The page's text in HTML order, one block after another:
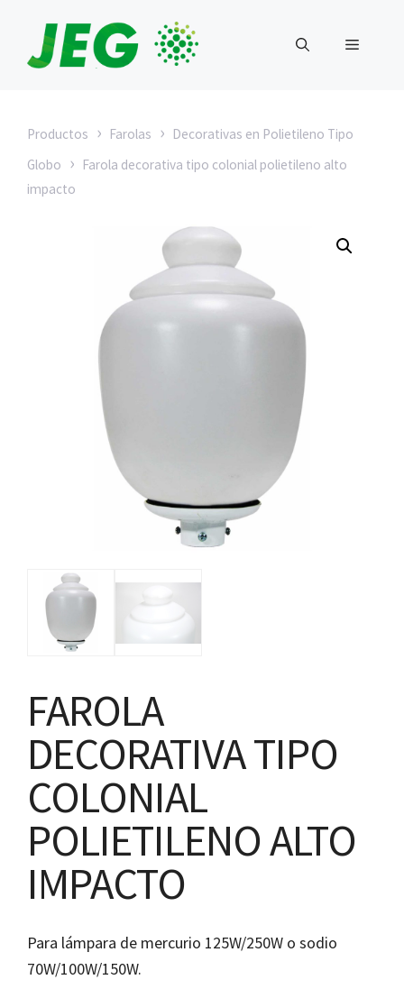
contenido
MENÚ
Productos › Farolas › Decorativas en Polietileno Tipo
Globo › Farola decorativa tipo colonial polietileno alto
impacto
FAROLA
DECORATIVA TIPO
COLONIAL
POLIETILENO ALTO
IMPACTO
Para lámpara de mercurio 125W/250W o sodio
70W/100W/150W.